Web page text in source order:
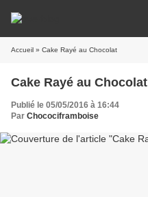
Accueil » Cake Rayé au Chocolat
Cake Rayé au Chocolat
Publié le 05/05/2016 à 16:44
Par Chocociframboise